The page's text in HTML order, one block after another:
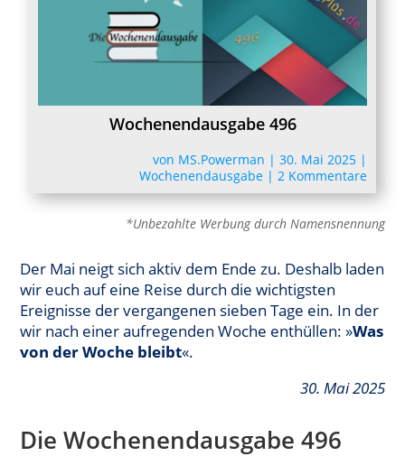
Wochenendausgabe 496
von MS.Powerman | 30. Mai 2025|
Wochenendausgabe| 2 Kommentare
*Unbezahlte Werbung durch Namensnennung
Der Mai neigt sich aktiv dem Ende zu. Deshalb laden
wir euch auf eine Reise durch die wichtigsten
Ereignisse der vergangenen sieben Tage ein. In der
wir nach einer aufregenden Woche enthüllen: »Was
von der Woche bleibt«.
30. Mai 2025
Die Wochenendausgabe 496